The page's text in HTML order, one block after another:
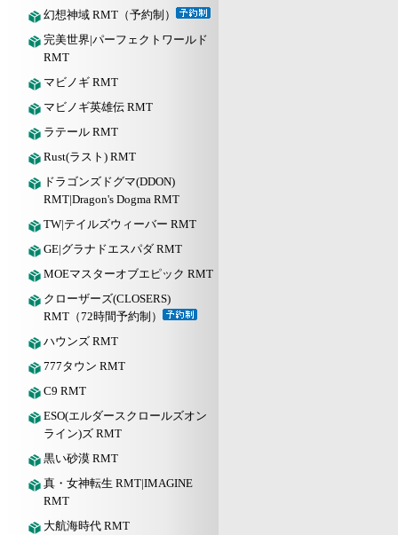
幻想神域 RMT（予約制）
完美世界|パーフェクトワールド
RMT
マビノギ RMT
マビノギ英雄伝 RMT
ラテール RMT
Rust(ラスト) RMT
ドラゴンズドグマ(DDON)
RMT|Dragon's Dogma RMT
TW|テイルズウィーバー RMT
GE|グラナドエスパダ RMT
MOEマスターオブエピック RMT
クローザーズ(CLOSERS)
RMT（72時間予約制）
ハウンズ RMT
777タウン RMT
C9 RMT
ESO(エルダースクロールズオン
ライン)ズ RMT
黒い砂漠 RMT
真・女神転生 RMT|IMAGINE
RMT
大航海時代 RMT